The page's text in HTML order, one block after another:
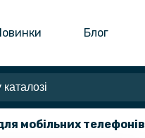
Блог
мобільних телефонів